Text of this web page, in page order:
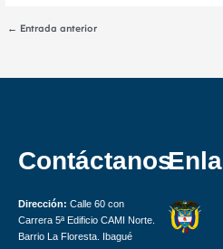
← Entrada anterior
Contáctanos
Dirección: Calle 60 con
Carrera 5ª Edificio CAMI Norte.
Barrio La Floresta. Ibagué